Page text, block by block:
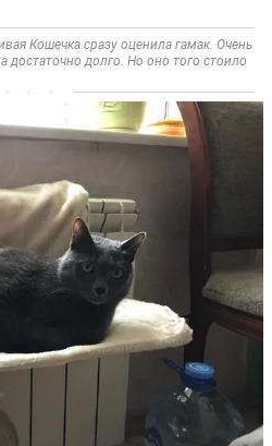
Кошечка сразу оценила гамак. Очень
достаточно долго. Но оно того стоило